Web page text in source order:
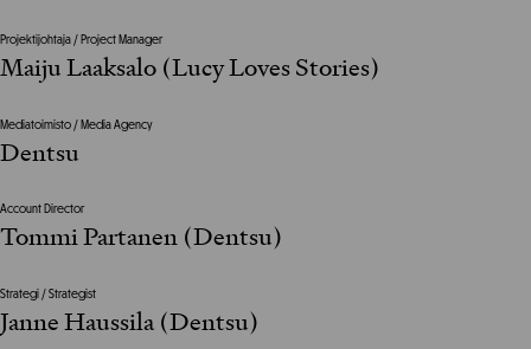
Projektijohtaja / Project Manager
Maiju Laaksalo (Lucy Loves Stories)
Mediatoimisto / Media Agency
Dentsu
Account Director
Tommi Partanen (Dentsu)
Strategi / Strategist
Janne Haussila (Dentsu)